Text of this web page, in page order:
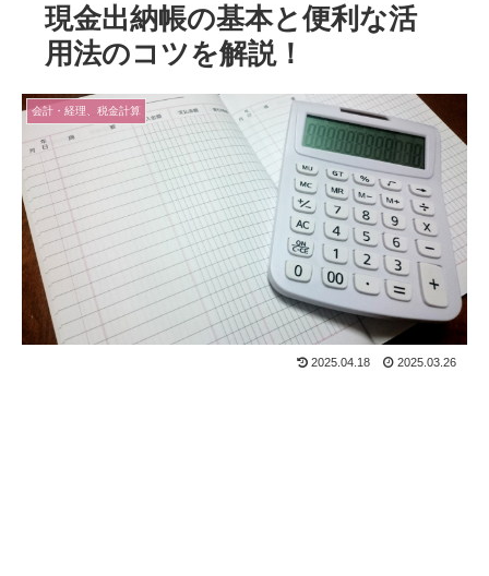
現金出納帳の基本と便利な活
用法のコツを解説！
会計・経理、税金計算
2025.04.18 2025.03.26